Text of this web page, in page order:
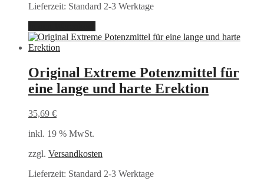
Lieferzeit: Standard 2-3 Werktage
Original Extreme Potenzmittel für
eine lange und harte Erektion
35,69 €
inkl. 19 % MwSt.
zzgl. Versandkosten
Lieferzeit: Standard 2-3 Werktage